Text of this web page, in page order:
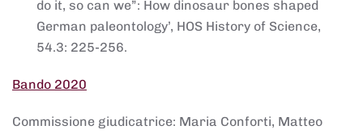
do it, so can we”: How dinosaur bones shaped
German paleontology’, HOS History of Science,
54.3: 225-256.
Bando 2020
Commissione giudicatrice: Maria Conforti, Matteo